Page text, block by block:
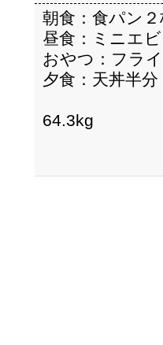
朝食：食パン
昼食：ミニエ
おやつ：フラ
夕食：天丼半分
64.3kg